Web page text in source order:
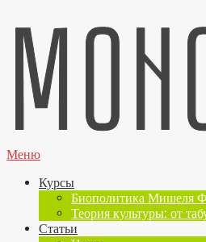
Меню
Курсы
Биополитика Мишеля
Теория культуры: от
Статьи